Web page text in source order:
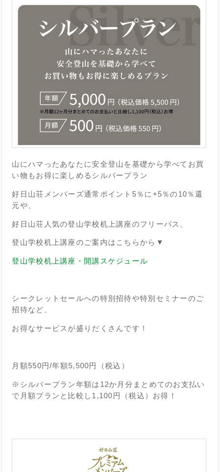
山にハマったあなたに安全登山を基礎から学べてお買
い物もお得に楽しめるシルバープラン
好日山荘メンバーズ通常ポイント5％に+5％の10％還
元や、
好日山荘人気の登山学校机上講座のフリーパス、
登山学校机上講座のご案内はこちらから▼
登山学校机上講座・開講スケジュール
シークレットセールへの特別招待や特別セミナーのご
招待など、
お得なサービスが盛りだくさんです！
月額550円/年額5,500円（税込）
※シルバープラン年額は12か月分まとめてのお支払い
で月額プランと比較し1,100円（税込）お得！